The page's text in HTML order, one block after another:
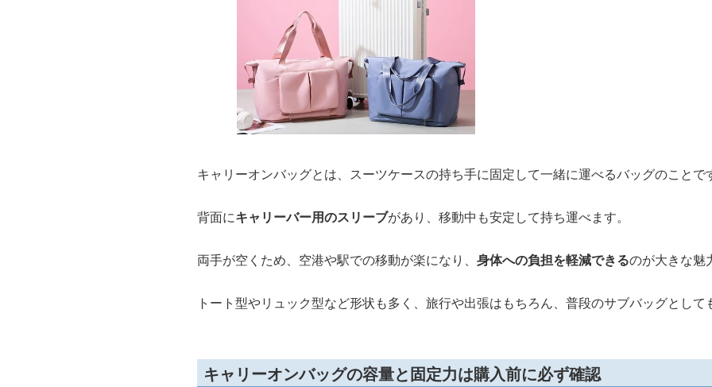
キャリーオンバッグとは、スーツケースの持ち手に固定して一緒に運べるバッグのことで
背面にキャリーバー用のスリーブがあり、移動中も安定して持ち運べます。
両手が空くため、空港や駅での移動が楽になり、 身体への負担を軽減できるのが大きな魅
トート型やリュック型など形状も多く、旅行や出張はもちろん、普段のサブバッグとして
キャリーオンバッグの容量と固定力は購入前に必ず確認